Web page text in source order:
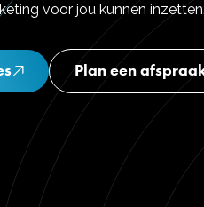
voor jou kunnen inzetten.
Plan een